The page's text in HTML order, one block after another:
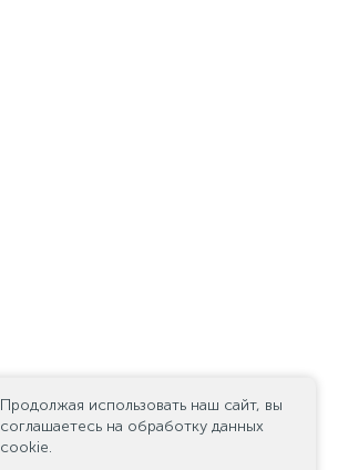
Продолжая использовать наш сайт, вы
соглашаетесь на обработку данных
cookie.